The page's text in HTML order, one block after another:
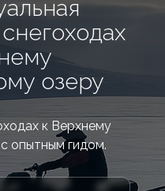
к Верхнему
опытным гидом.
озеру